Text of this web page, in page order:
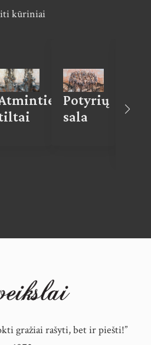
kūriniai
Potyrių
sala
gražiai rašyti, bet ir piešti!”